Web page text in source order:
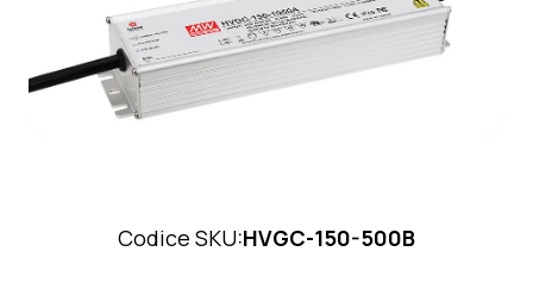
Codice SKU:HVGC-150-500B